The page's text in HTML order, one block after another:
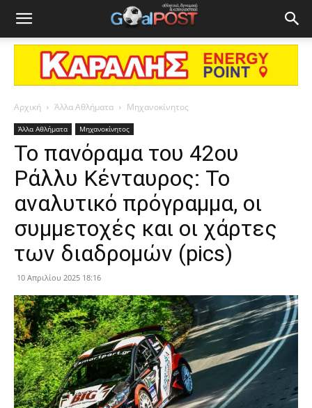
Αρχική Άλλα Αθλήματα Μηχανοκίνητος
Άλλα Αθλήματα Μηχανοκίνητος
Το πανόραμα του 42ου
Ράλλυ Κένταυρος: Το
αναλυτικό πρόγραμμα, οι
συμμετοχές και οι χάρτες
των διαδρομών (pics)
10 Απριλίου 2025 18:16